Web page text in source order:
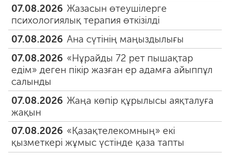
07.08.2026 Жазасын өтеушілерге
психологиялық терапия өткізілді
07.08.2026 Ана сүтінің маңыздылығы
07.08.2026 «Нұрайды 72 рет пышақтар
едім» деген пікір жазған ер адамға айыппұл
салынды
07.08.2026 Жаңа көпір құрылысы аяқталуға
жақын
07.08.2026 «Қазақтелекомның» екі
қызметкері жұмыс үстінде қаза тапты